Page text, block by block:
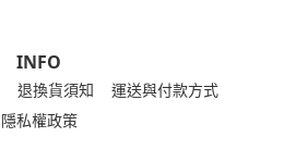
INFO
退換貨須知
運送與付款方式
隱私權政策